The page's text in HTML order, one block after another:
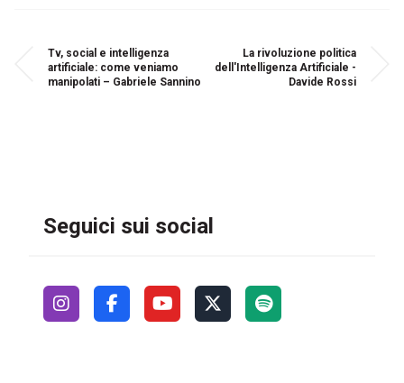
Tv, social e intelligenza
artificiale: come veniamo
manipolati – Gabriele Sannino
La rivoluzione politica
dell'Intelligenza Artificiale -
Davide Rossi
Seguici sui social